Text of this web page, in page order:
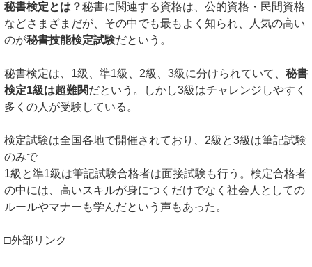
秘書検定とは？秘書に関連する資格は、公的資格・民間資格
などさまざまだが、その中でも最もよく知られ、人気の高い
のが秘書技能検定試験だという。
秘書検定は、1級、準1級、2級、3級に分けられていて、 秘書
検定1級は超難関だという。しかし3級はチャレンジしやすく
多くの人が受験している。
検定試験は全国各地で開催されており、2級と3級は筆記試験
のみで
1級と準1級は筆記試験合格者は面接試験も行う。検定合格者
の中には、高いスキルが身につくだけでなく社会人としての
ルールやマナーも学んだという声もあった。
□外部リンク